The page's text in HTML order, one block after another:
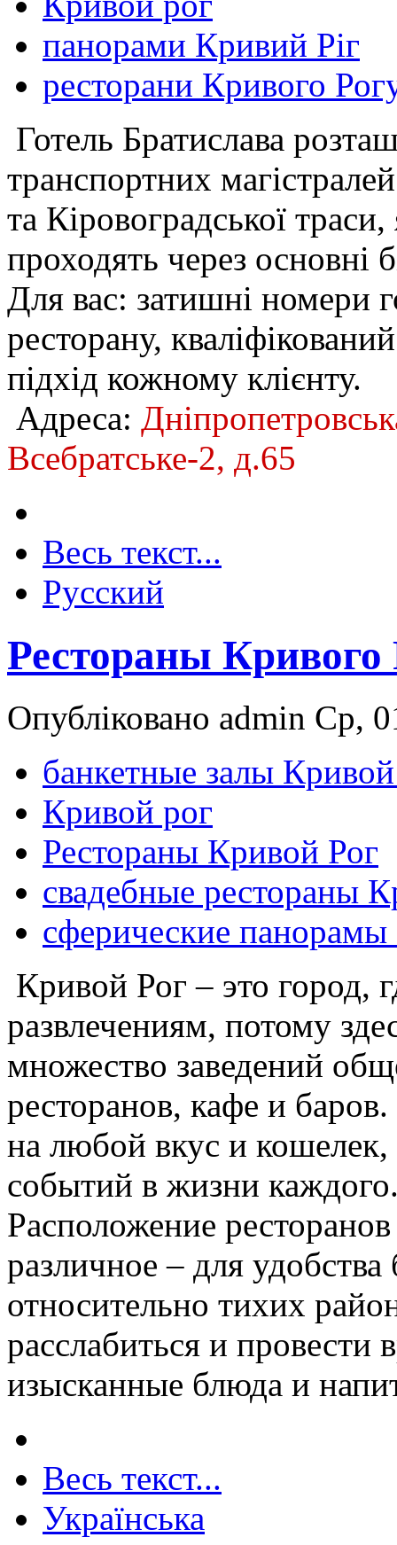
панорами Кривий Ріг
ресторани Кривого
Готель Братислава
транспортних
та Кіровоградської
проходять через основні
Для вас: затишні номери
ресторану,
підхід кожному клієнту.
Адреса:
Всебратське-2, д.65
Весь текст...
Русский
Рестораны Кривого
Опубліковано admin Ср,
банкетные залы
Кривой рог
Рестораны Кривой Рог
свадебные рестораны
сферические
Кривой Рог – это город,
развлечениям, потому
множество заведений
ресторанов, кафе и
на любой вкус и
событий в жизни
Расположение
различное – для
относительно тихих
расслабиться и провести
изысканные блюда и
Весь текст...
Українська